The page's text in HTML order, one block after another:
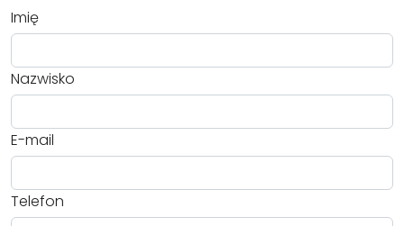
Imię
Nazwisko
E-mail
Telefon